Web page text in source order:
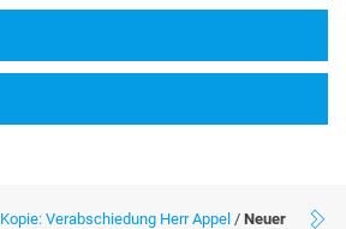
Kopie: Verabschiedung Herr Appel / Neuer